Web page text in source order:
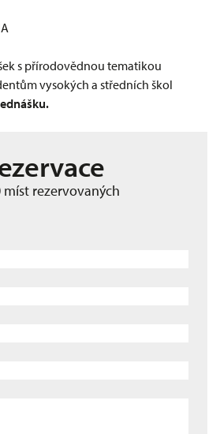
s přírodovědnou tematikou
vysokých a středních škol
míst rezervovaných